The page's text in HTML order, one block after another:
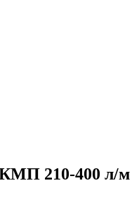
КМП 210-400 л/м